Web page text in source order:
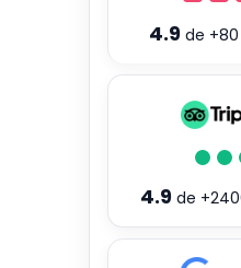
4.9 de +80
4.9de